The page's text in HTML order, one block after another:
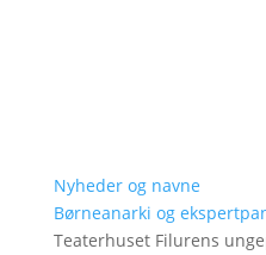
Nyheder og navne
Børneanarki og
Teaterhuset Filurens